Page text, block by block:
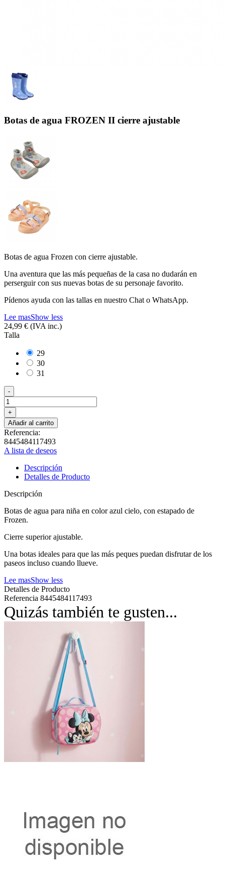
Botas de agua FROZEN II cierre ajustable
Botas de agua Frozen con cierre ajustable.
Una aventura que las más pequeñas de la casa no dudarán en
perserguir con sus nuevas botas de su personaje favorito.
Pídenos ayuda con las tallas en nuestro Chat o WhatsApp.
Lee masShow less
24,99 € (IVA inc.)
Talla
29
30
31
-
+
Añadir al carrito
Referencia:
8445484117493
A lista de deseos
Descripción
Detalles de Producto
Descripción
Botas de agua para niña en color azul cielo, con estapado de
Frozen.
Cierre superior ajustable.
Una botas ideales para que las más peques puedan disfrutar de los
paseos incluso cuando llueve.
Lee masShow less
Detalles de Producto
Referencia 8445484117493
Quizás también te gusten...